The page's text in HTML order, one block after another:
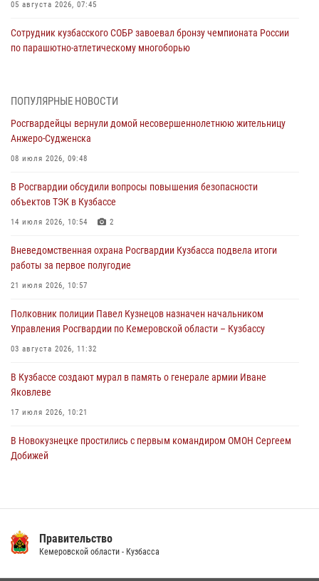
05 августа 2026, 07:45
Сотрудник кузбасского СОБР завоевал бронзу чемпионата России
по парашютно-атлетическому многоборью
Кузбассовцы высоко оценили качество предоставления
04 августа 2026, 09:42
Росгвардейцы помогли разыскать троих юных путешественников из
04 августа 2026, 08:42
Росгвардейцы задержали нарушителя общественного порядка в
04 августа 2026, 07:41
Кемеровские росгвардейцы пресекли попытку хищения товара
04 августа 2026, 06:32
ПОПУЛЯРНЫЕ НОВОСТИ
Росгвардейцы вернули домой несовершеннолетнюю жительницу
Анжеро-Судженска
08 июля 2026, 09:48
В Росгвардии обсудили вопросы повышения безопасности
объектов ТЭК в Кузбассе
14 июля 2026, 10:54 2
Вневедомственная охрана Росгвардии Кузбасса подвела итоги
работы за первое полугодие
21 июля 2026, 10:57
Полковник полиции Павел Кузнецов назначен начальником
Управления Росгвардии по Кемеровской области – Кузбассу
03 августа 2026, 11:32
В Кузбассе создают мурал в память о генерале армии Иване
Яковлеве
17 июля 2026, 10:21
В Новокузнецке простились с первым командиром ОМОН Сергеем
Добижей
14 июля 2026, 08:52 1
Правительство
Кемеровской области - Кузбасса